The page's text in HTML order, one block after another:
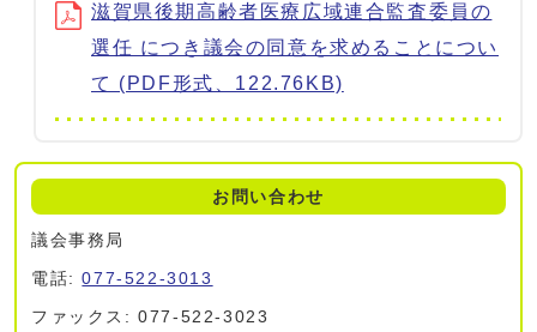
滋賀県後期高齢者医療広域連合監査委員の
選任 につき議会の同意を求めることについ
て (PDF形式、122.76KB)
お問い合わせ
議会事務局
電話:077-522-3013
ファックス: 077-522-3023